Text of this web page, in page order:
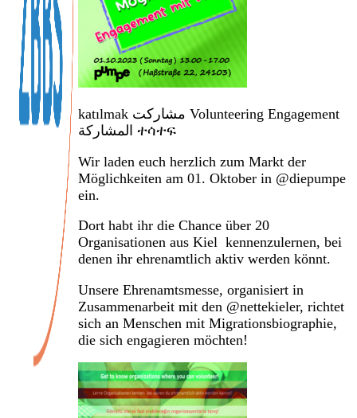
katılmak مشارکت Volunteering Engagement
المشاركة ተሳተፍ
Wir laden euch herzlich zum Markt der
Möglichkeiten am 01. Oktober in @diepumpe
ein.
Dort habt ihr die Chance über 20
Organisationen aus Kiel kennenzulernen, bei
denen ihr ehrenamtlich aktiv werden könnt.
Unsere Ehrenamtsmesse, organisiert in
Zusammenarbeit mit den @nettekieler, richtet
sich an Menschen mit Migrationsbiographie,
die sich engagieren möchten!